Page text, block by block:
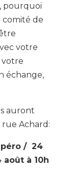
pourquoi
comité de
votre
votre
échange,
auront
rue Achard:
/ 24
août à 10h